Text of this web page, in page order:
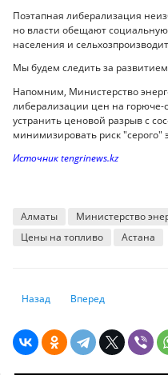
Поэтапная либерализация
но власти обещают
населения и
Мы будем следить за
Напомним, Министерство
либерализации цен на
устранить ценовой разрыв с
минимизировать риск "серого"
Источник tengrinews.kz
Алматы Министерство
Цены на топливо
Астана
Предыдущий: В Нацбанке РК
Назад Следующий: О чем
Вперед